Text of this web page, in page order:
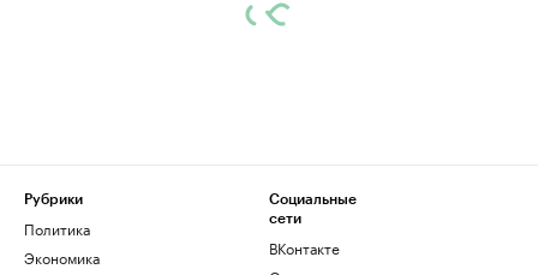
Рубрики
Политика
Экономика
Социальные
сети
ВКонтакте